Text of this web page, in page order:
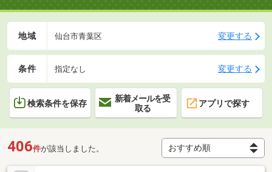
地域 仙台市青葉区 変更する
条件 指定なし 変更する
検索条件を保存
新着メールを受
取る
アプリで探す
406件が該当しました。